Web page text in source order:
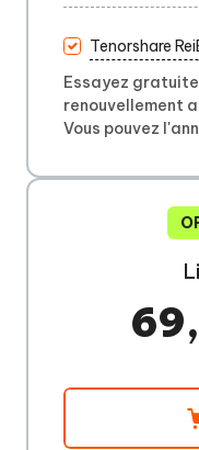
Tenorshare
Essayez
renouvellement
Vous pouvez